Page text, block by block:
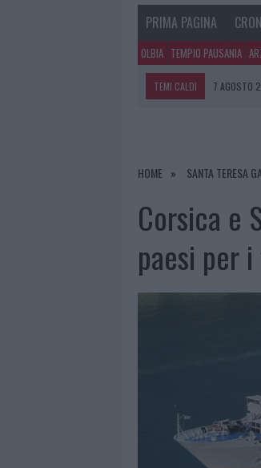
PRIMA PAGINA
OLBIA TEMPIO PAUSANIA
TEMI CALDI 7 AGOSTO
7 AGOSTO 2026 | PAUSA
HOME SANTA TERESA
Corsica e
paesi per